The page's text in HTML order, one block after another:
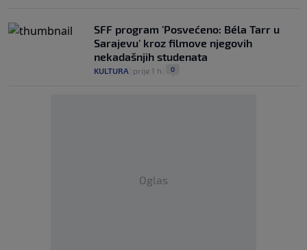
SFF program 'Posvećeno: Béla Tarr u
Sarajevu' kroz filmove njegovih
nekadašnjih studenata
KULTURA prije 1 h 0
Oglas